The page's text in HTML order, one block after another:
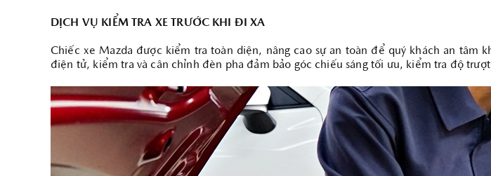
DỊCH VỤ KIỂM TRA XE TRƯỚC KHI ĐI XA
Chiếc xe Mazda được kiểm tra toàn diện, nâng cao sự an toàn để quý khách an
điện tử, kiểm tra và cân chỉnh đèn pha đảm bảo góc chiếu sáng tối ưu, kiểm tra độ